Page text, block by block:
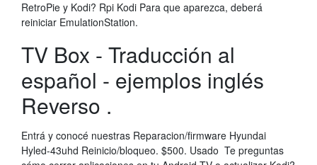
RetroPie y Kodi? Rpi Kodi Para que aparezca, deberá
reiniciar EmulationStation.
TV Box - Traducción al
español - ejemplos inglés
Reverso .
Entrá y conocé nuestras Reparacion/firmware Hyundai
Hyled-43uhd Reinicio/bloqueo. $500. Usado Te preguntas